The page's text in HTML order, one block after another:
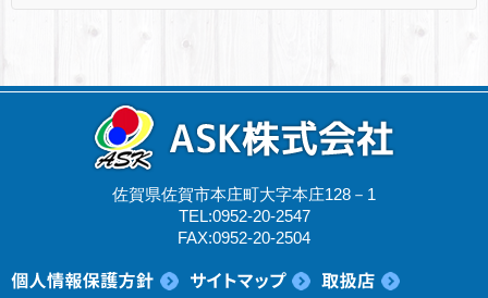
佐賀県佐賀市本庄町大字本庄128－1
TEL:0952-20-2547
FAX:0952-20-2504